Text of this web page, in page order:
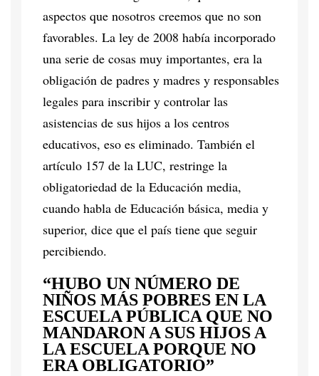
aspectos que nosotros creemos que no son
favorables. La ley de 2008 había incorporado
una serie de cosas muy importantes, era la
obligación de padres y madres y responsables
legales para inscribir y controlar las
asistencias de sus hijos a los centros
educativos, eso es eliminado. También el
artículo 157 de la LUC, restringe la
obligatoriedad de la Educación media,
cuando habla de Educación básica, media y
superior, dice que el país tiene que seguir
percibiendo.
“HUBO UN NÚMERO DE
NIÑOS MÁS POBRES EN LA
ESCUELA PÚBLICA QUE NO
MANDARON A SUS HIJOS A
LA ESCUELA PORQUE NO
ERA OBLIGATORIO”